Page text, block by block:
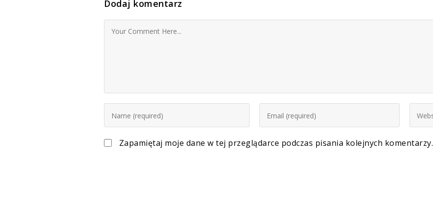
Dodaj komentarz
Zapamiętaj moje dane w tej przeglądarce podczas pisania kolejnych komentarzy.